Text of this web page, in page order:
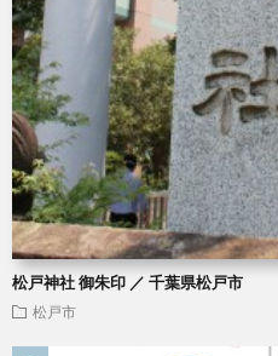
松戸神社 御朱印 ／ 千葉県松戸市
松戸市